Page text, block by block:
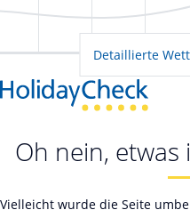
Detaillierte
Oh nein, etwas
Vielleicht wurde die Seite